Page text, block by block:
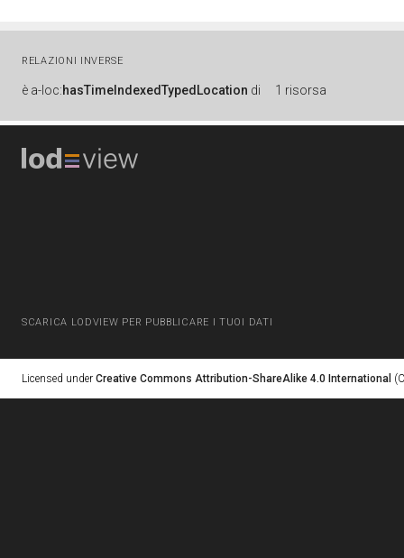
RELAZIONI INVERSE
è a-loc:hasTimeIndexedTypedLocation di 1 risorsa
SCARICA LODVIEW PER PUBBLICARE I TUOI DATI
Licensed under Creative Commons Attribution-ShareAlike 4.0 International